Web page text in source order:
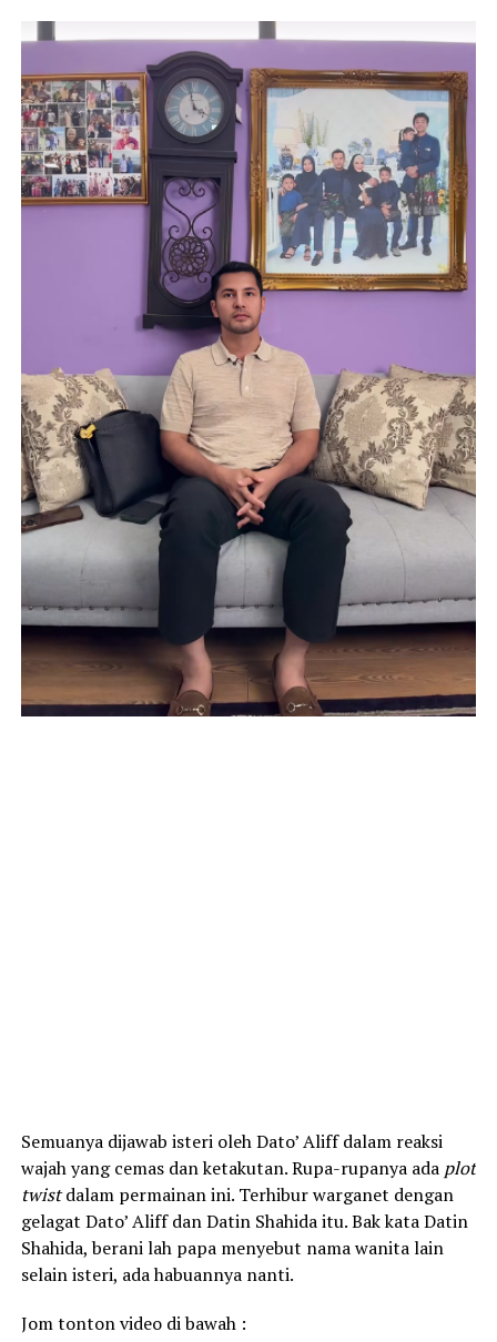
Semuanya dijawab isteri oleh Dato’ Aliff dalam reaksi
wajah yang cemas dan ketakutan. Rupa-rupanya adaplot
twistdalam permainan ini. Terhibur warganet dengan
gelagat Dato’ Aliff dan Datin Shahida itu. Bak kata Datin
Shahida, berani lah papa menyebut nama wanita lain
selain isteri, ada habuannya nanti.
Jom tonton video di bawah :